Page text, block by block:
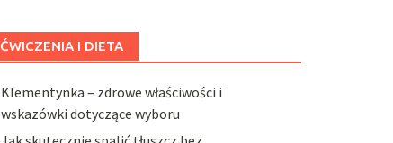
ĆWICZENIA I DIETA
Klementynka – zdrowe właściwości i
wskazówki dotyczące wyboru